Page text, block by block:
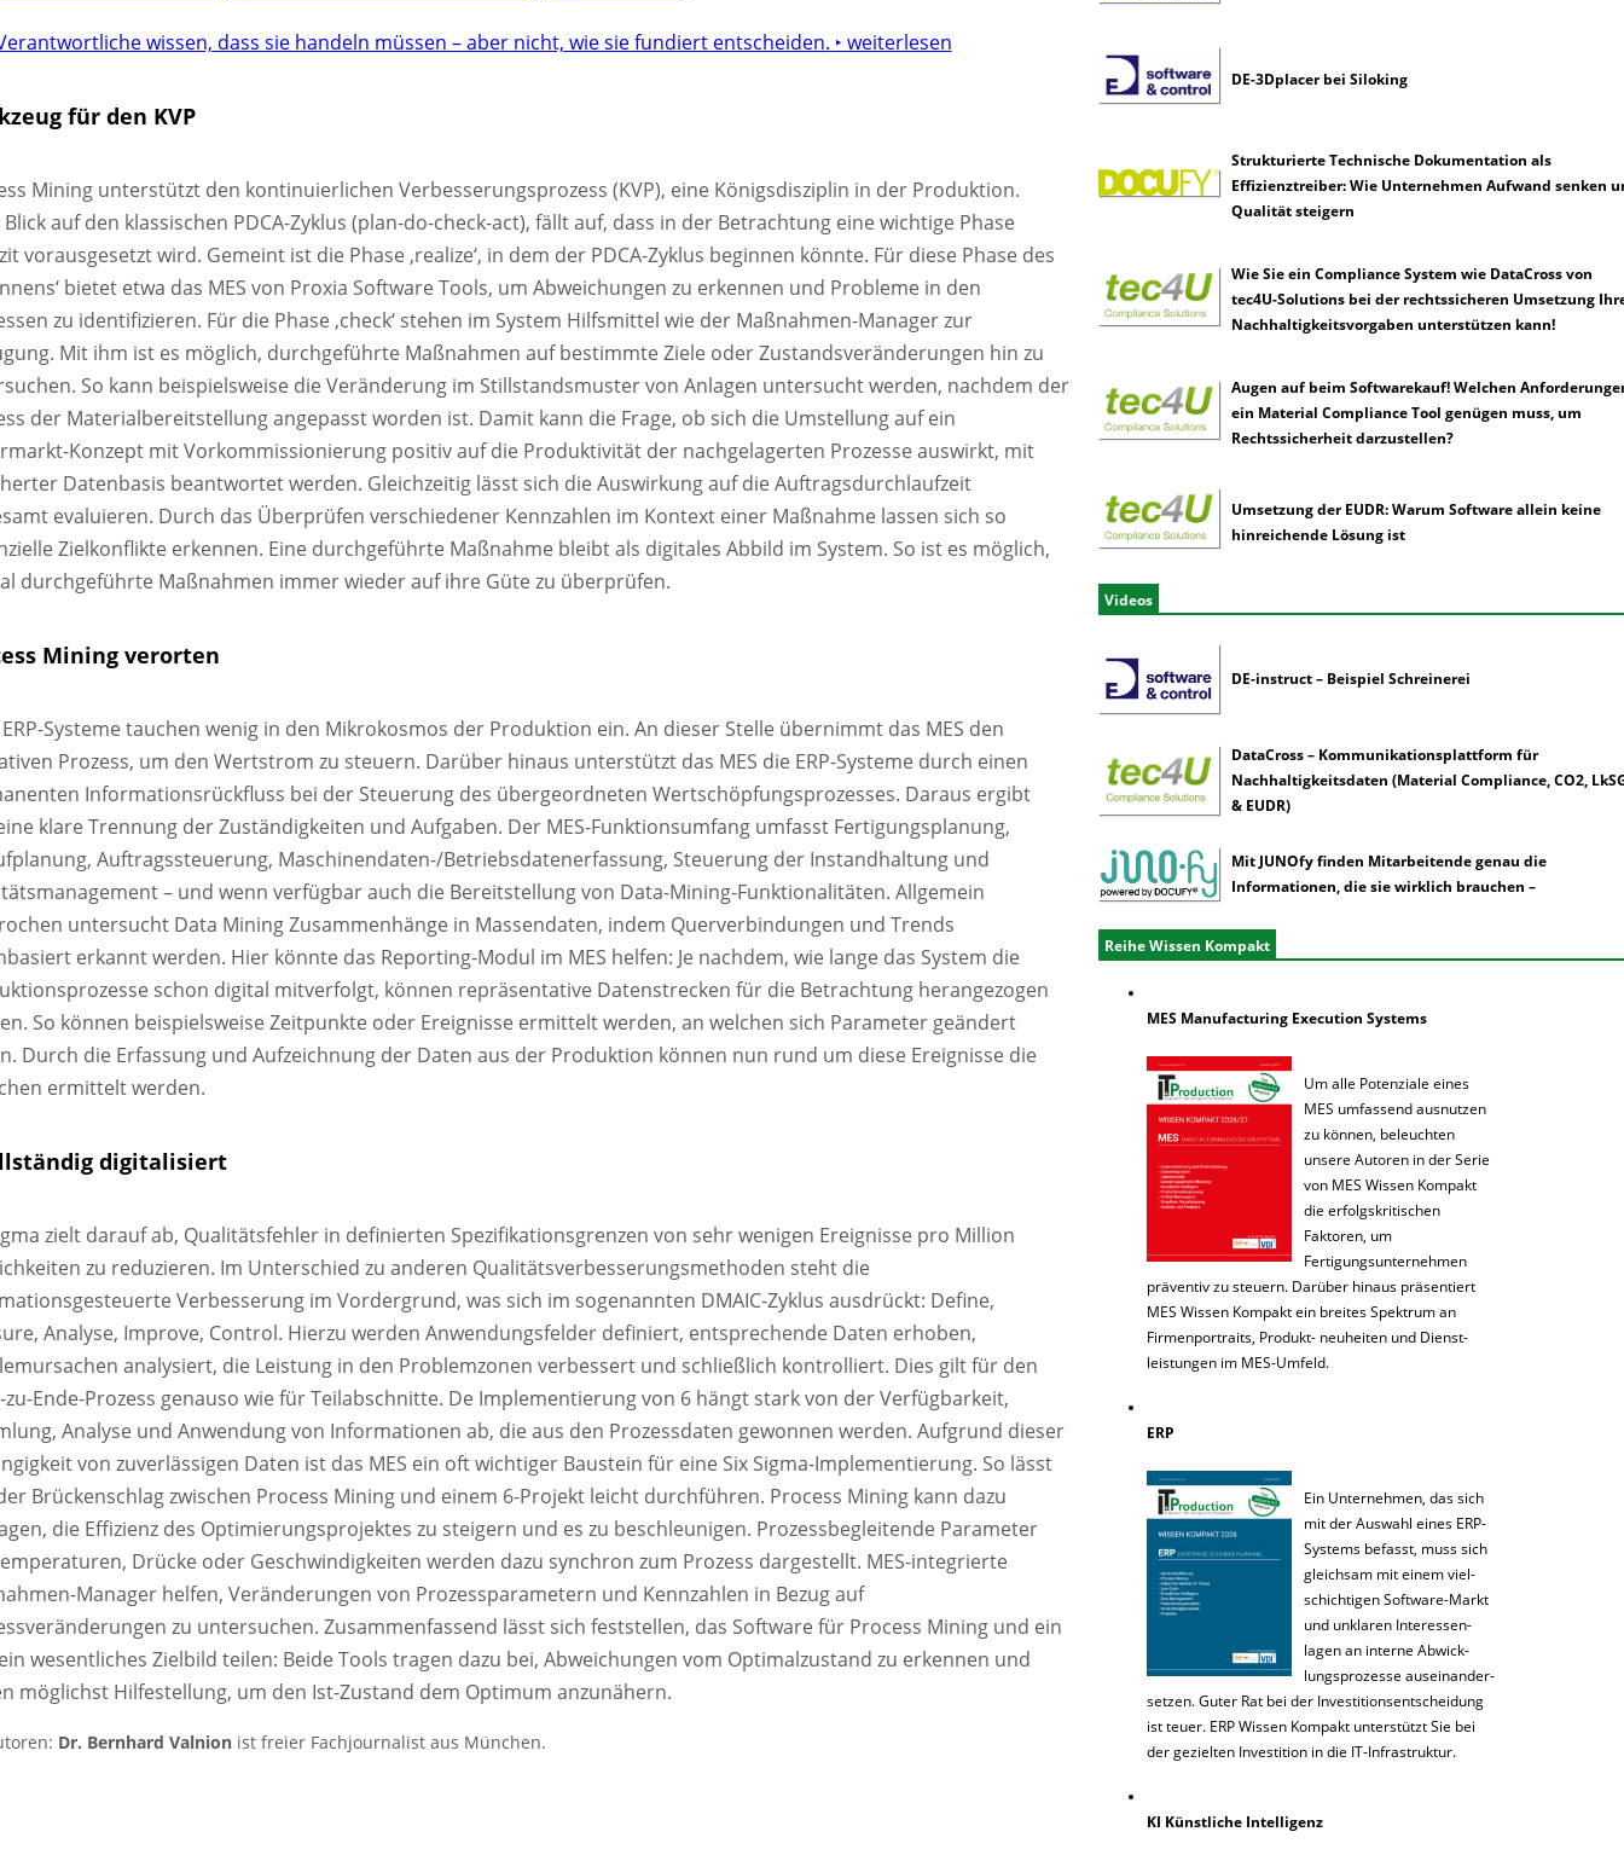
wissen, dass sie handeln müssen – aber nicht, wie sie fundiert entscheiden. ‣ weiterlesen
für den KVP
Mining unterstützt den kontinuierlichen Verbesserungsprozess (KVP), eine Königsdisziplin in der Produktion.
auf den klassischen PDCA-Zyklus (plan-do-check-act), fällt auf, dass in der Betrachtung eine wichtige Phase
vorausgesetzt wird. Gemeint ist die Phase ‚realize‘, in dem der PDCA-Zyklus beginnen könnte. Für diese Phase des
bietet etwa das MES von Proxia Software Tools, um Abweichungen zu erkennen und Probleme in den
zu identifizieren. Für die Phase ‚check‘ stehen im System Hilfsmittel wie der Maßnahmen-Manager zur
Mit ihm ist es möglich, durchgeführte Maßnahmen auf bestimmte Ziele oder Zustandsveränderungen hin zu
So kann beispielsweise die Veränderung im Stillstandsmuster von Anlagen untersucht werden, nachdem der
der Materialbereitstellung angepasst worden ist. Damit kann die Frage, ob sich die Umstellung auf ein
Konzept mit Vorkommissionierung positiv auf die Produktivität der nachgelagerten Prozesse auswirkt, mit
Datenbasis beantwortet werden. Gleichzeitig lässt sich die Auswirkung auf die Auftragsdurchlaufzeit
evaluieren. Durch das Überprüfen verschiedener Kennzahlen im Kontext einer Maßnahme lassen sich so
Zielkonflikte erkennen. Eine durchgeführte Maßnahme bleibt als digitales Abbild im System. So ist es möglich,
durchgeführte Maßnahmen immer wieder auf ihre Güte zu überprüfen.
Mining verorten
Systeme tauchen wenig in den Mikrokosmos der Produktion ein. An dieser Stelle übernimmt das MES den
Prozess, um den Wertstrom zu steuern. Darüber hinaus unterstützt das MES die ERP-Systeme durch einen
Informationsrückfluss bei der Steuerung des übergeordneten Wertschöpfungsprozesses. Daraus ergibt
klare Trennung der Zuständigkeiten und Aufgaben. Der MES-Funktionsumfang umfasst Fertigungsplanung,
Auftragssteuerung, Maschinendaten-/Betriebsdatenerfassung, Steuerung der Instandhaltung und
– und wenn verfügbar auch die Bereitstellung von Data-Mining-Funktionalitäten. Allgemein
untersucht Data Mining Zusammenhänge in Massendaten, indem Querverbindungen und Trends
erkannt werden. Hier könnte das Reporting-Modul im MES helfen: Je nachdem, wie lange das System die
schon digital mitverfolgt, können repräsentative Datenstrecken für die Betrachtung herangezogen
So können beispielsweise Zeitpunkte oder Ereignisse ermittelt werden, an welchen sich Parameter geändert
Durch die Erfassung und Aufzeichnung der Daten aus der Produktion können nun rund um diese Ereignisse die
ermittelt werden.
digitalisiert
zielt darauf ab, Qualitätsfehler in definierten Spezifikationsgrenzen von sehr wenigen Ereignisse pro Million
zu reduzieren. Im Unterschied zu anderen Qualitätsverbesserungsmethoden steht die
Verbesserung im Vordergrund, was sich im sogenannten DMAIC-Zyklus ausdrückt: Define,
Analyse, Improve, Control. Hierzu werden Anwendungsfelder definiert, entsprechende Daten erhoben,
analysiert, die Leistung in den Problemzonen verbessert und schließlich kontrolliert. Dies gilt für den
zu-Ende-Prozess genauso wie für Teilabschnitte. De Implementierung von 6 hängt stark von der Verfügbarkeit,
Analyse und Anwendung von Informationen ab, die aus den Prozessdaten gewonnen werden. Aufgrund dieser
von zuverlässigen Daten ist das MES ein oft wichtiger Baustein für eine Six Sigma-Implementierung. So lässt
Brückenschlag zwischen Process Mining und einem 6-Projekt leicht durchführen. Process Mining kann dazu
die Effizienz des Optimierungsprojektes zu steigern und es zu beschleunigen. Prozessbegleitende Parameter
Drücke oder Geschwindigkeiten werden dazu synchron zum Prozess dargestellt. MES-integrierte
Manager helfen, Veränderungen von Prozessparametern und Kennzahlen in Bezug auf
zu untersuchen. Zusammenfassend lässt sich feststellen, das Software für Process Mining und ein
wesentliches Zielbild teilen: Beide Tools tragen dazu bei, Abweichungen vom Optimalzustand zu erkennen und
möglichst Hilfestellung, um den Ist-Zustand dem Optimum anzunähern.
Dr. Bernhard Valnionist freier Fachjournalist aus München.
DE-3Dplacer bei Siloking
Strukturierte Technische Dokumentation als
Effizienztreiber: Wie Unternehmen Aufwand senken
Qualität steigern
Wie Sie ein Compliance System wie DataCross von
tec4U-Solutions bei der rechtssicheren Umsetzung
Nachhaltigkeitsvorgaben unterstützen kann!
Augen auf beim Softwarekauf! Welchen
ein Material Compliance Tool genügen muss, um
Rechtssicherheit darzustellen?
Umsetzung der EUDR: Warum Software allein keine
hinreichende Lösung ist
Videos
DE-instruct – Beispiel Schreinerei
DataCross – Kommunikationsplattform für
Nachhaltigkeitsdaten (Material Compliance, CO2,
& EUDR)
Mit JUNOfy finden Mitarbeitende genau die
Informationen, die sie wirklich brauchen –
Reihe Wissen Kompakt
MES Manufacturing Execution Systems
Um alle Potenziale eines
MES umfassend ausnutzen
zu können, beleuchten
unsere Autoren in der Serie
von MES Wissen Kompakt
die erfolgskritischen
Faktoren, um
Fertigungsunternehmen
präventiv zu steuern. Darüber hinaus präsentiert
MES Wissen Kompakt ein breites Spektrum an
Firmenportraits, Produkt- neuheiten und Dienst-
leistungen im MES-Umfeld.
ERP
Ein Unternehmen, das sich
mit der Auswahl eines ERP-
Systems befasst, muss sich
gleichsam mit einem viel-
schichtigen Software-Markt
und unklaren Interessen-
lagen an interne Abwick-
lungsprozesse auseinander-
setzen. Guter Rat bei der Investitionsentscheidung
ist teuer. ERP Wissen Kompakt unterstützt Sie bei
der gezielten Investition in die IT-Infrastruktur.
KI Künstliche Intelligenz